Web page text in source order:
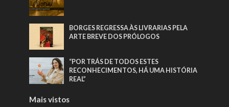
BORGES REGRESSA ÀS LIVRARIAS PELA
ARTE BREVE DOS PRÓLOGOS
“POR TRÁS DE TODOS ESTES
RECONHECIMENTOS, HÁ UMA HISTÓRIA
REAL”
Mais vistos